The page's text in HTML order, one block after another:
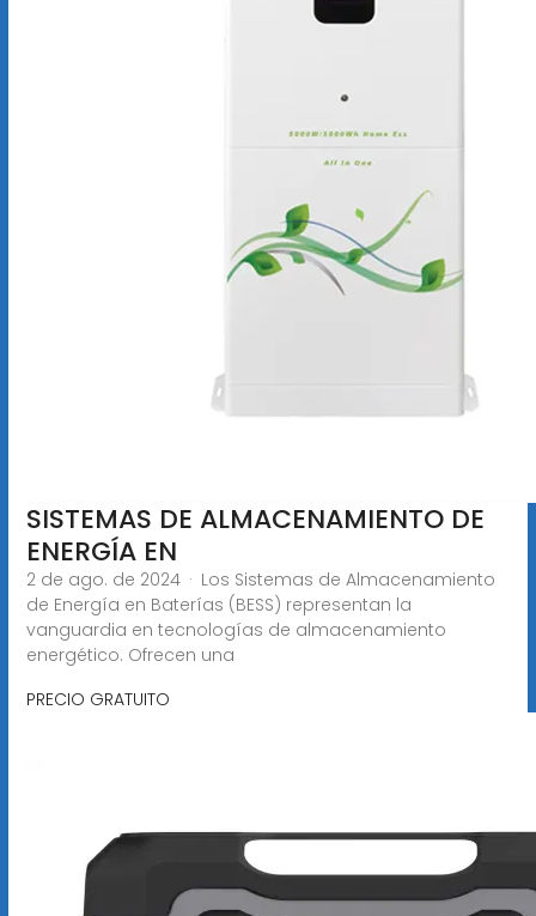
SISTEMAS DE ALMACENAMIENTO DE
ENERGÍA EN
2 de ago. de 2024 · Los Sistemas de Almacenamiento
de Energía en Baterías (BESS) representan la
vanguardia en tecnologías de almacenamiento
energético. Ofrecen una
PRECIO GRATUITO